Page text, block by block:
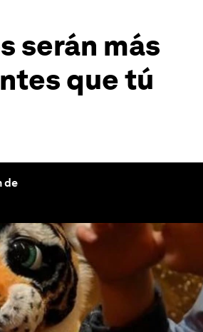
serán más
que tú
de